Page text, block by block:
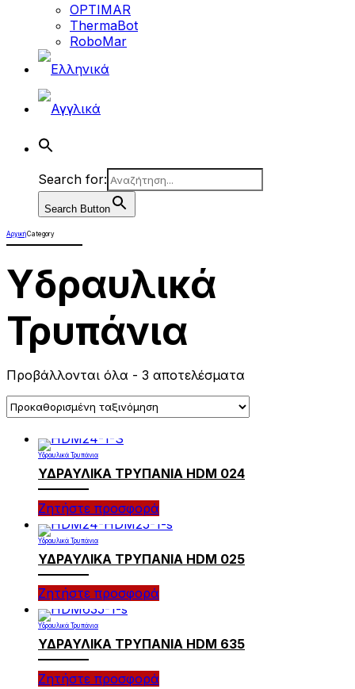
OPTIMAR
ThermaBot
RoboMar
Search for:
Search Button
ΑρχικήCategory
Υδραυλικά
Τρυπάνια
Προβάλλονται όλα - 3 αποτελέσματα
Υδραυλικά Τρυπάνια
ΥΔΡΑΥΛΙΚΑ ΤΡΥΠΑΝΙΑ HDM 024
Ζητήστε προσφορά
Υδραυλικά Τρυπάνια
ΥΔΡΑΥΛΙΚΑ ΤΡΥΠΑΝΙΑ HDM 025
Ζητήστε προσφορά
Υδραυλικά Τρυπάνια
ΥΔΡΑΥΛΙΚΑ ΤΡΥΠΑΝΙΑ HDM 635
Ζητήστε προσφορά